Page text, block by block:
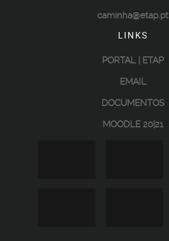
caminha@etap.pt
LINKS
PORTAL | ETAP
EMAIL
DOCUMENTOS
MOODLE 20|21